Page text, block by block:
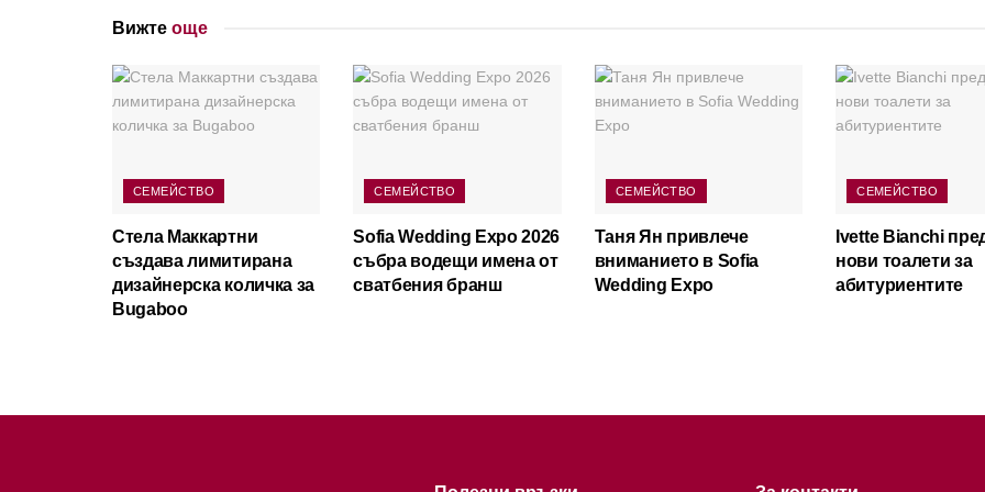
Вижте още
СЕМЕЙСТВО
Стела Маккартни
създава лимитирана
дизайнерска количка за
Bugaboo
СЕМЕЙСТВО
Sofia Wedding Expo 2026
събра водещи имена от
сватбения бранш
СЕМЕЙСТВО
Таня Ян привлече
вниманието в Sofia
Wedding Expo
СЕМЕЙСТВО
Ivette Bianchi
нови тоалети за
абитуриентите